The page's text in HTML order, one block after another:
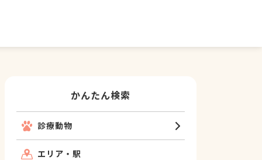
かんたん検索
診療動物
エリア・駅